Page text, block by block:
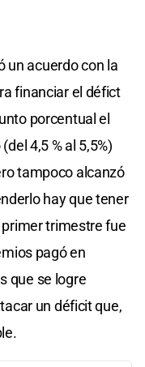
un acuerdo con la
financiar el défict
porcentual el
4,5 % al 5,5%)
tampoco alcanzó
hay que tener
trimestre fue
pagó en
que se logre
un déficit que,